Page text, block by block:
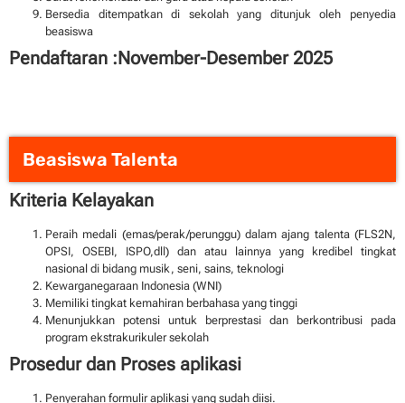
Bersedia ditempatkan di sekolah yang ditunjuk oleh penyedia
beasiswa
Pendaftaran :November-Desember 2025
Beasiswa Talenta
Kriteria Kelayakan
Peraih medali (emas/perak/perunggu) dalam ajang talenta (FLS2N,
OPSI, OSEBI, ISPO,dll) dan atau lainnya yang kredibel tingkat
nasional di bidang musik, seni, sains, teknologi
Kewarganegaraan Indonesia (WNI)
Memiliki tingkat kemahiran berbahasa yang tinggi
Menunjukkan potensi untuk berprestasi dan berkontribusi pada
program ekstrakurikuler sekolah
Prosedur dan Proses aplikasi
Penyerahan formulir aplikasi yang sudah diisi.